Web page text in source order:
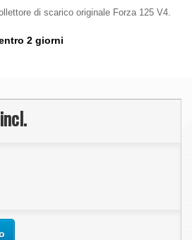
di scarico originale Forza 125 V4.
2 giorni